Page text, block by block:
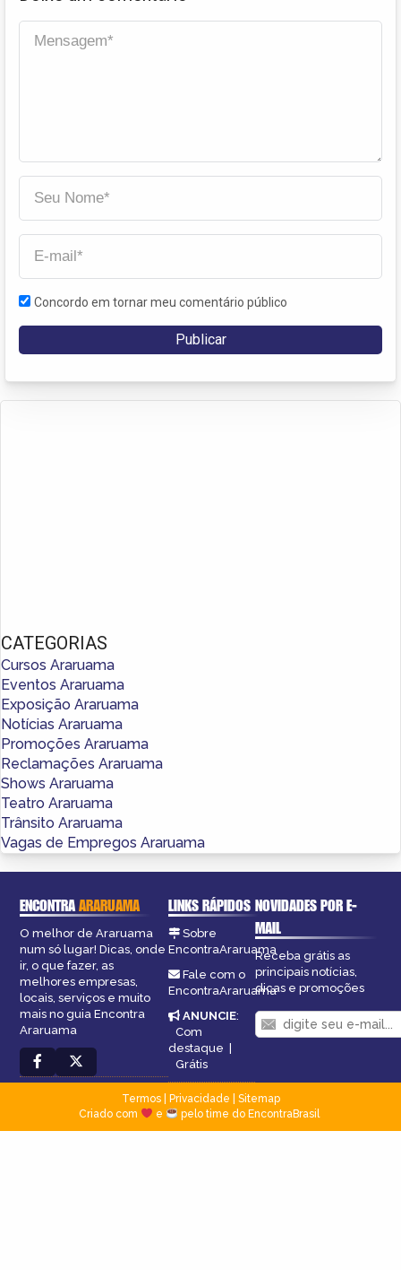
Concordo em tornar meu comentário público
CATEGORIAS
Cursos Araruama
Eventos Araruama
Exposição Araruama
Notícias Araruama
Promoções Araruama
Reclamações Araruama
Shows Araruama
Teatro Araruama
Trânsito Araruama
Vagas de Empregos Araruama
ENCONTRAARARUAMA
O melhor de Araruama
num só lugar! Dicas, onde
ir, o que fazer, as
melhores empresas,
locais, serviços e muito
mais no guia Encontra
Araruama
LINKS RÁPIDOS
Sobre
EncontraAraruama
Fale com o
EncontraAraruama
ANUNCIE:
Com
destaque
Grátis
NOVIDADES POR E-
MAIL
Receba grátis as
principais notícias,
dicas e promoções
Termos| Privacidade
Sitemap
Criado com
e pelo time do EncontraBrasil